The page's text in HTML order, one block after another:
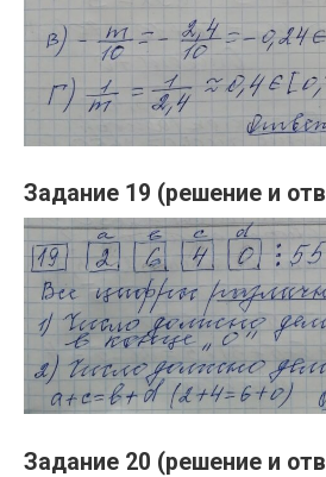
Задание 19 (решение и
Задание 20 (решение и